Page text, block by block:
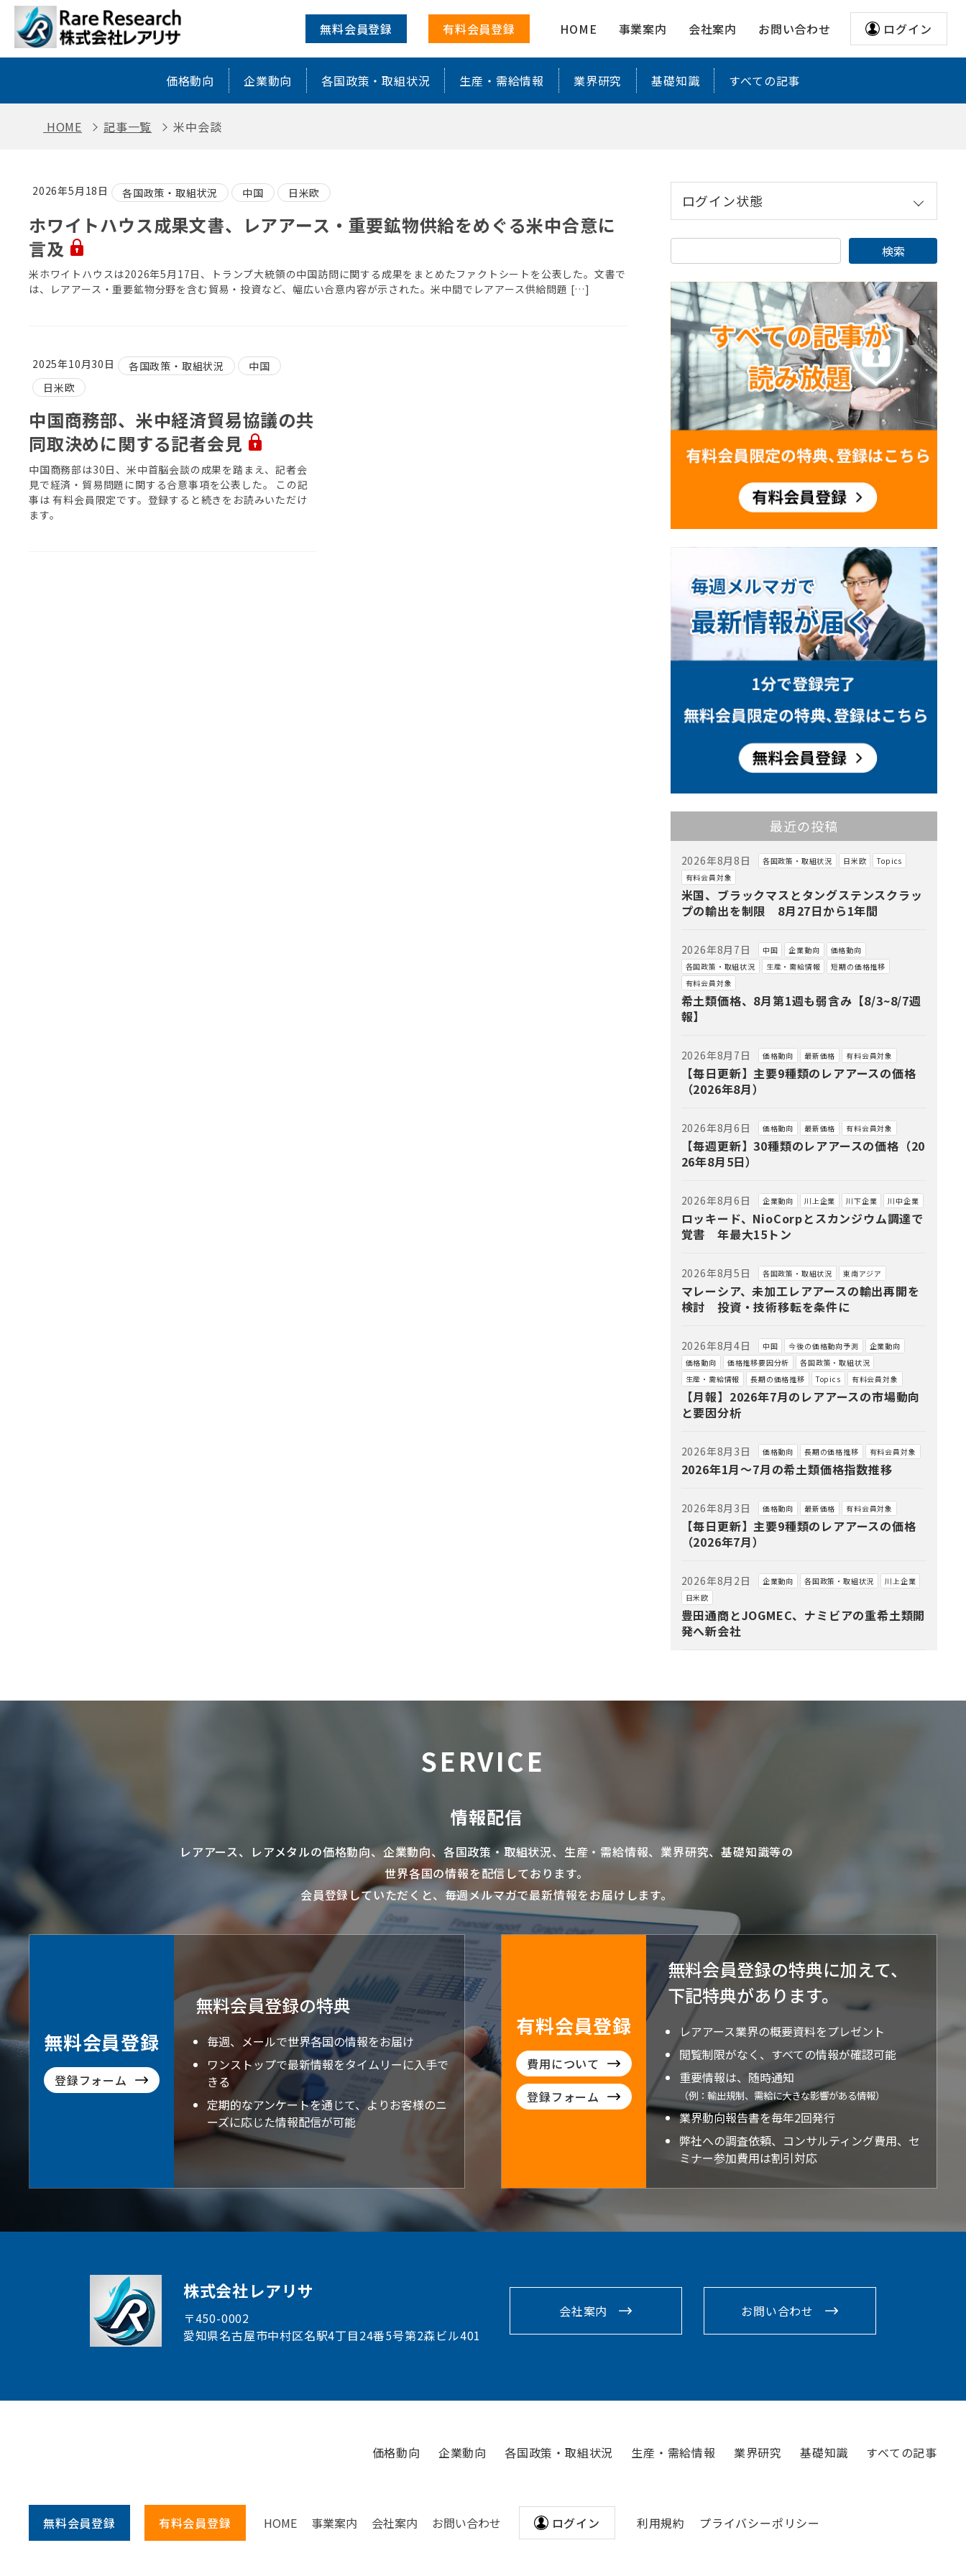
米中会談 ｜ レアアース・レアメタルに特化した情報を配信
無料会員登録 有料会員登録 HOME 事業案内 会社案内 お問い合わせ ログイン
価格動向 企業動向 各国政策・取組状況 生産・需給情報 業界研究 基礎知識 すべての記事
HOME 記事一覧 米中会談
2026年5月18日 各国政策・取組状況 中国 日米欧
ホワイトハウス成果文書、レアアース・重要鉱物供給をめぐる米中合意に
言及
米ホワイトハウスは2026年5月17日、トランプ大統領の中国訪問に関する成果をまとめたファクトシートを公表した。文書で
は、レアアース・重要鉱物分野を含む貿易・投資など、幅広い合意内容が示された。米中間でレアアース供給問題 […]
2025年10月30日 各国政策・取組状況
中国
日米欧
中国商務部、米中経済貿易協議の共
同取決めに関する記者会見
中国商務部は30日、米中首脳会談の成果を踏まえ、記者会
見で経済・貿易問題に関する合意事項を公表した。 この記
事は 有料会員限定です。登録すると続きをお読みいただけ
ます。
ログイン状態
最近の投稿
2026年8月8日 各国政策・取組状況 日米欧
Topics
有料会員対象
米国、ブラックマスとタングステンスクラッ
プの輸出を制限 8月27日から1年間
2026年8月7日 中国 企業動向
価格動向
各国政策・取組状況
生産・需給情報
短期の価格推移
有料会員対象
希土類価格、8月第1週も弱含み【8/3~8/7週
報】
2026年8月7日 価格動向 最新価格 有料会員対象
【毎日更新】主要9種類のレアアースの価格
（2026年8月）
2026年8月6日 価格動向 最新価格 有料会員対象
【毎週更新】30種類のレアアースの価格（20
26年8月5日）
2026年8月6日 企業動向 川上企業 川下企業 川中企業
ロッキード、NioCorpとスカンジウム調達で
覚書 年最大15トン
2026年8月5日 各国政策・取組状況 東南アジア
マレーシア、未加工レアアースの輸出再開を
検討 投資・技術移転を条件に
2026年8月4日 中国 今後の価格動向予測
企業動向
価格動向
価格推移要因分析
各国政策・取組状況
生産・需給情報
長期の価格推移 Topics 有料会員対象
【月報】2026年7月のレアアースの市場動向
と要因分析
2026年8月3日 価格動向 長期の価格推移 有料会員対象
2026年1月～7月の希土類価格指数推移
2026年8月3日 価格動向 最新価格 有料会員対象
【毎日更新】主要9種類のレアアースの価格
（2026年7月）
2026年8月2日 企業動向 各国政策・取組状況
川上企業
日米欧
豊田通商とJOGMEC、ナミビアの重希土類開
発へ新会社
SERVICE
情報配信
レアアース、 レアメタルの価格動向、企業動向、各国政策・取組状況、生産・需給情報、業界研究、基礎知識等の
世界各国の情報を配信しております。
会員登録していただくと、毎週メルマガで最新情報をお届けします。
無料会員登録
登録フォーム
無料会員登録の特典
毎週、メールで世界各国の情報をお届け
ワンストップで最新情報をタイムリーに入手で
きる
定期的なアンケートを通じて、よりお客様のニ
ーズに応じた情報配信が可能
有料会員登録
費用について
登録フォーム
無料会員登録の特典に加えて、
下記特典があります。
レアアース業界の概要資料をプレゼント
閲覧制限がなく、すべての情報が確認可能
重要情報は、随時通知
（例：輸出規制、需給に大きな影響がある情報）
業界動向報告書を毎年2回発行
弊社への調査依頼、コンサルティング費用、セ
ミナー参加費用は割引対応
株式会社レアリサ
〒450-0002
愛知県名古屋市中村区名駅4丁目24番5号第2森ビル401
会社案内 お問い合わせ
価格動向 企業動向 各国政策・取組状況 生産・需給情報 業界研究 基礎知識 すべての記事
無料会員登録 有料会員登録 HOME 事業案内 会社案内 お問い合わせ ログイン 利用規約 プライバシーポリシー